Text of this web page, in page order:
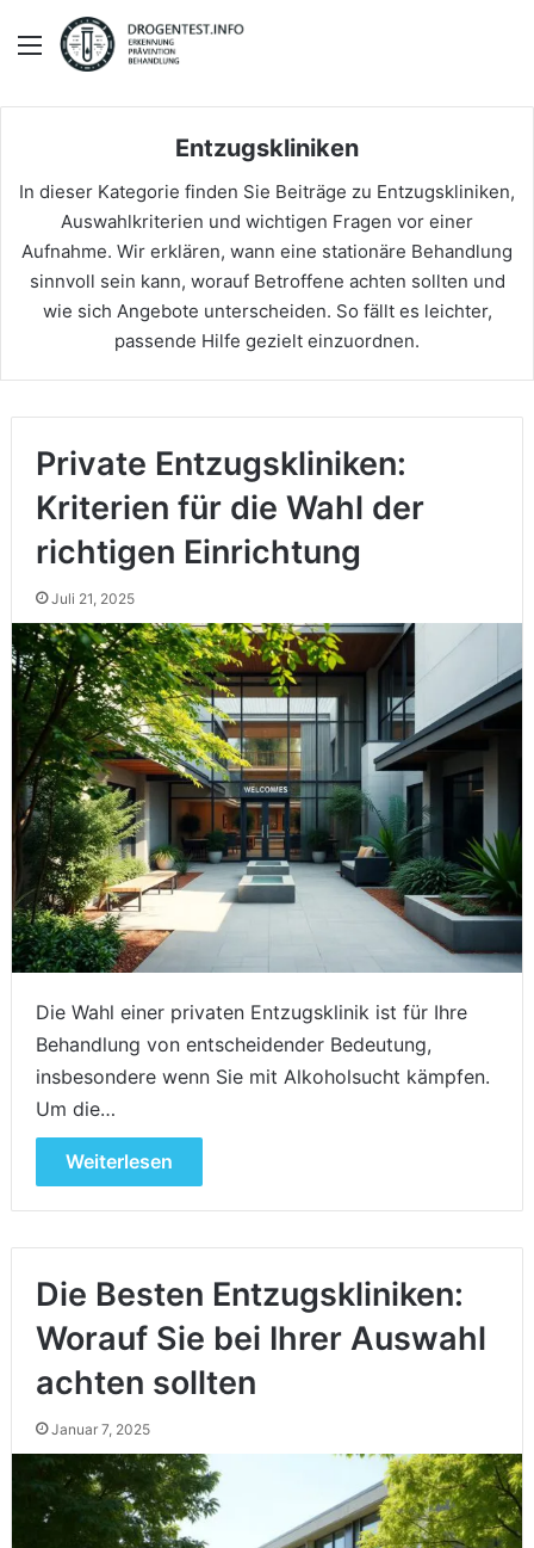
Menü
Entzugskliniken
In dieser Kategorie finden Sie Beiträge zu Entzugskliniken,
Auswahlkriterien und wichtigen Fragen vor einer
Aufnahme. Wir erklären, wann eine stationäre Behandlung
sinnvoll sein kann, worauf Betroffene achten sollten und
wie sich Angebote unterscheiden. So fällt es leichter,
passende Hilfe gezielt einzuordnen.
Private Entzugskliniken:
Kriterien für die Wahl der
richtigen Einrichtung
Juli 21, 2025
Die Wahl einer privaten Entzugsklinik ist für Ihre
Behandlung von entscheidender Bedeutung,
insbesondere wenn Sie mit Alkoholsucht kämpfen.
Um die…
Weiterlesen
Die Besten Entzugskliniken:
Worauf Sie bei Ihrer Auswahl
achten sollten
Januar 7, 2025